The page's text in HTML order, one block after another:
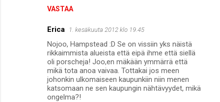
VASTAA
Erica 1. kesäkuuta 2012 klo 19.45
Nojoo, Hampstead :D Se on vissiin yks näistä
rikkaimmista alueista että eipä ihme että siellä
oli porscheja! Joo,en mäkään ymmärrä että
mikä tota anoa vaivaa. Tottakai jos meen
johonkin ulkomaiseen kaupunkiin niin menen
katsomaan ne sen kaupungin nähtävyydet, mikä
ongelma?!